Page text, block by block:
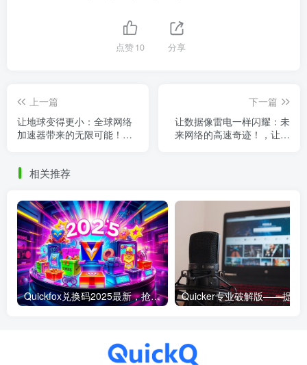
点赞10 分享
上一篇
让地球变得更小：全球网络
加速器带来的无限可能！，
下一篇
让数据像雷电一样闪耀：未
来网络的高速奇迹！，让数
相关推荐
Quickfox兑换码2025最新，抢先获取专属福利！